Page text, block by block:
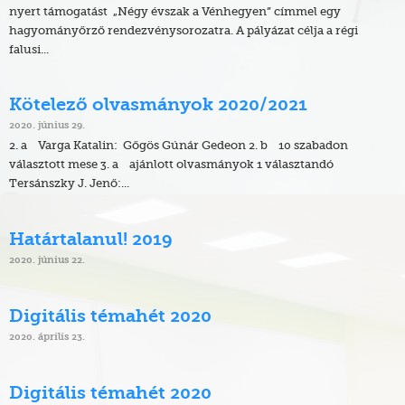
nyert támogatást „Négy évszak a Vénhegyen” címmel egy
hagyományőrző rendezvénysorozatra. A pályázat célja a régi
falusi...
Kötelező olvasmányok 2020/2021
2020. június 29.
2. a Varga Katalin: Gőgös Gúnár Gedeon 2. b 10 szabadon
választott mese 3. a ajánlott olvasmányok 1 választandó
Tersánszky J. Jenő:...
Határtalanul! 2019
2020. június 22.
Digitális témahét 2020
2020. április 23.
Digitális témahét 2020